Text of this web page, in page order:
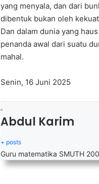
yang menyala, dan dari
dibentuk bukan oleh
Dan dalam dunia yang
penanda awal dari suatu
mahal.
Senin, 16 Juni 2025
Abdul Karim
+ posts
Guru matematika SMUTH